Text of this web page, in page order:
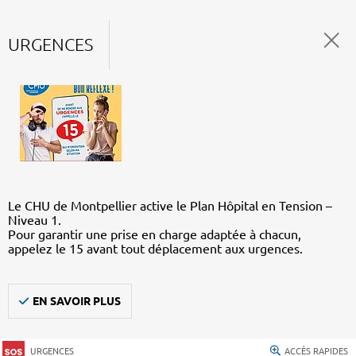
URGENCES
Le CHU de Montpellier active le Plan Hôpital en Tension –
Niveau 1.
Pour garantir une prise en charge adaptée à chacun,
appelez le 15 avant tout déplacement aux urgences.
EN SAVOIR PLUS
URGENCES ACCÈS RAPIDES